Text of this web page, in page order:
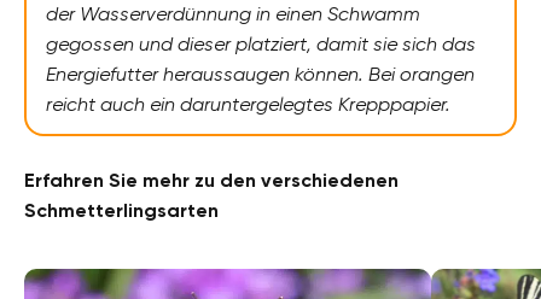
der Wasserverdünnung in einen Schwamm
gegossen und dieser platziert, damit sie sich das
Energiefutter heraussaugen können. Bei orangen
reicht auch ein daruntergelegtes Krepppapier.
Erfahren Sie mehr zu den verschiedenen
Schmetterlingsarten